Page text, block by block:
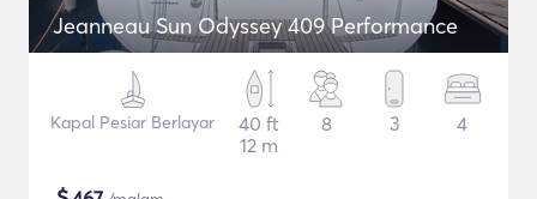
Jeanneau Sun Odyssey 409 Performance
Kapal Pesiar Berlayar
40 ft
12 m
8 3 4